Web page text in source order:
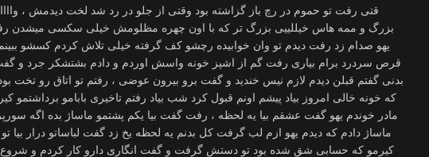
قتی رفت تو حموم در رچ باز گزاشته بود وقتی از جلو در رد شد لخت دیدمش ،
بزرگ و ممه هاس خیللییی بزرگ تر که با اون چهره مظلومش خیلی سکسی میشدن
یهو صدام زد رفت دیدم تو وان خوابیده رچشو کف گرفته خیلی تلاش کردم کسشو
قرص سردرد برام بیاری رفت گم از اشپز خونه واسش اوردم و دادم بشتشکر جرد و گفت
بدنی گفتم قبلن دیدم لازم نیس خندید و گفت برو بیرون عوضی ، رفتم تو اتاق رو تخت
که خونه خالی امروز بیاد پیشم اونم قبول کرد شب بیاد رفتم تاخیری بابامو برداشتمو
مادر خوندم یهو گفت عشقم بیا یه لحظه ، رفت گفت بیا یکم پشتمو ماساژ بده اگه
ماساژ دادم که دیدم یهو ازم لب گرفت کل بدنم یه لحظه یخ زد گفت لباساتو درار بیا
کیرمو که حسابی شق شده بود تو دستش گرفت و گفت انگاری دارو کار کردم و